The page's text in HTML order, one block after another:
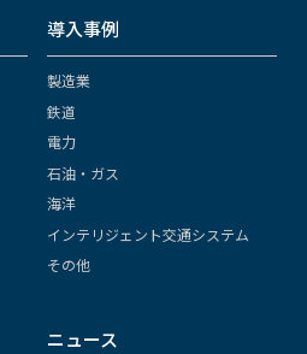
導入事例
製造業
鉄道
電力
石油・ガス
海洋
インテリジェント交通システム
その他
ニュース